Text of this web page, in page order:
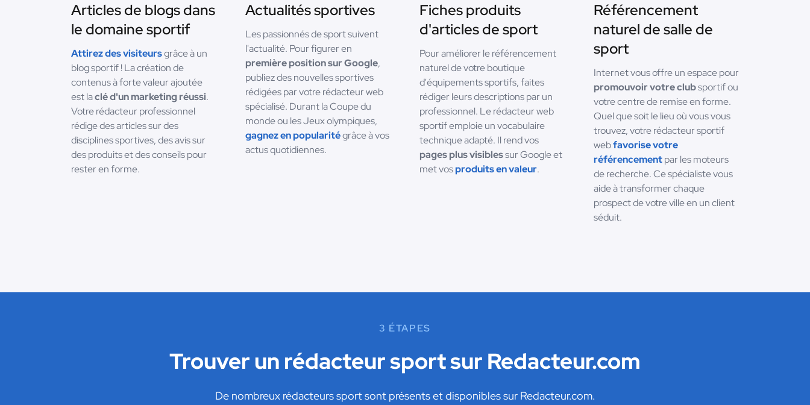
Articles de blogs dans
le domaine sportif
Attirez des visiteursgrâce à un
blog sportif ! La création de
contenus à forte valeur ajoutée
est laclé d'un marketing réussi.
Votre rédacteur professionnel
rédige des articles sur des
disciplines sportives, des avis sur
des produits et des conseils pour
rester en forme.
Actualités sportives
Les passionnés de sport suivent
l'actualité. Pour figurer en
première position sur Google,
publiez des nouvelles sportives
rédigées par votre rédacteur web
spécialisé. Durant la Coupe du
monde ou les Jeux olympiques,
gagnez en popularitégrâce à vos
actus quotidiennes.
Fiches produits
d'articles de sport
Pour améliorer le référencement
naturel de votre boutique
d'équipements sportifs, faites
rédiger leurs descriptions par un
professionnel. Le rédacteur web
sportif emploie un vocabulaire
technique adapté. Il rend vos
pages plus visiblessur Google et
met vosproduits en valeur.
Référencement
naturel de salle de
sport
Internet vous offre un espace pour
promouvoir votre clubsportif ou
votre centre de remise en forme.
Quel que soit le lieu où vous vous
trouvez, votre rédacteur sportif
webfavorise votre
référencementpar les moteurs
de recherche. Ce spécialiste vous
aide à transformer chaque
prospect de votre ville en un client
séduit.
3 ÉTAPES
Trouver un rédacteur sport sur Redacteur.com
De nombreux rédacteurs sport sont présents et disponibles sur Redacteur.com.